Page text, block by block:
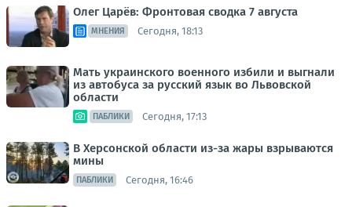
Олег Царёв: Фронтовая сводка 7 августа
МНЕНИЯ Сегодня, 18:13
Мать украинского военного избили и выгнали
из автобуса за русский язык во Львовской
области
ПАБЛИКИ Сегодня, 17:13
В Херсонской области из-за жары взрываются
мины
ПАБЛИКИ Сегодня, 16:46